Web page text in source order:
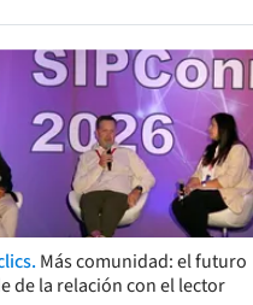
Más comunidad: el futuro
de la relación con el lector